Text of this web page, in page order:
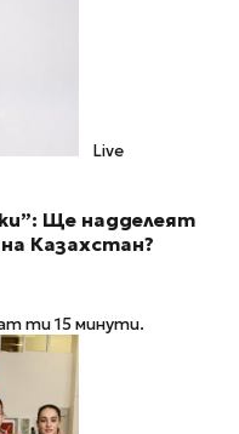
Live
Ще надделеят
Казахстан?
ти 15 минути.